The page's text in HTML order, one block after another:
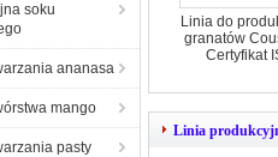
soku
ananasa
mango
pasty
Linia do
granatów
Certyfikat
Linia